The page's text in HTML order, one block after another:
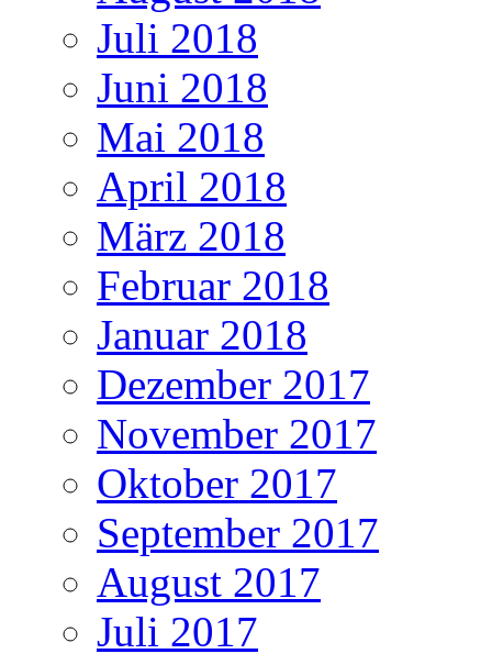
Juli 2018
Juni 2018
Mai 2018
April 2018
März 2018
Februar 2018
Januar 2018
Dezember 2017
November 2017
Oktober 2017
September 2017
August 2017
Juli 2017